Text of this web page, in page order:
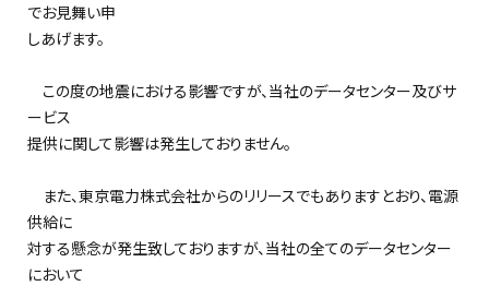
でお見舞い申
しあげます。
この度の地震における影響ですが、当社のデータセンター及びサ
ービス
提供に関して影響は発生しておりません。
また、東京電力株式会社からのリリースでもありますとおり、電源
供給に
対する懸念が発生致しておりますが、当社の全てのデータセンター
において